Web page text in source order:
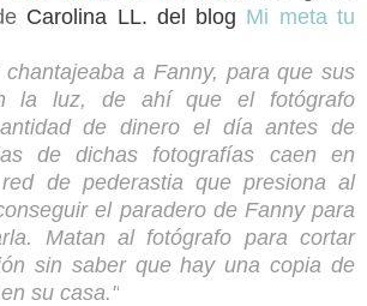
Carolina LL. del blog Mi meta tu
chantajeaba a Fanny, para que sus
la luz, de ahí que el fotógrafo
de dinero el día antes de
de dichas fotografías caen en
de pederastia que presiona al
el paradero de Fanny para
Matan al fotógrafo para cortar
sin saber que hay una copia de
su casa."